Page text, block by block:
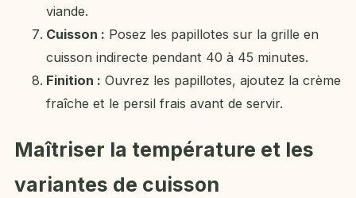
viande.
Cuisson : Posez les papillotes sur la grille en
cuisson indirecte pendant 40 à 45 minutes.
Finition : Ouvrez les papillotes, ajoutez la crème
fraîche et le persil frais avant de servir.
Maîtriser la température et les
variantes de cuisson